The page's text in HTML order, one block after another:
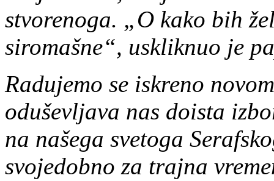
stvorenoga. „O kako bih
siromašne“, uskliknuo je
Radujemo se iskreno
oduševljava nas doista
na našega svetoga
svojedobno za trajna